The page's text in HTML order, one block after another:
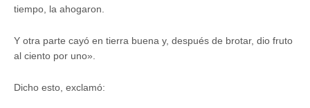
tiempo, la ahogaron.
Y otra parte cayó en tierra buena y, después de brotar, dio fruto
al ciento por uno».
Dicho esto, exclamó: